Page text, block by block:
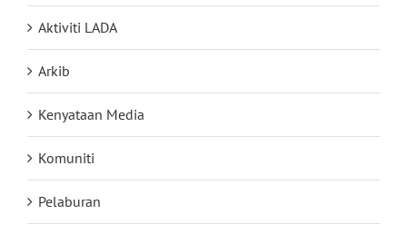
Aktiviti LADA
Arkib
Kenyataan Media
Komuniti
Pelaburan